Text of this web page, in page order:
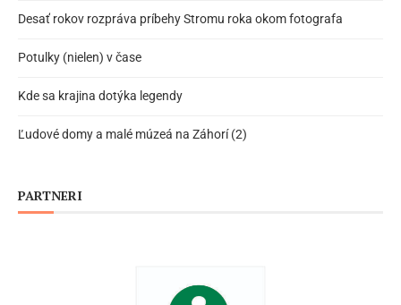
Desať rokov rozpráva príbehy Stromu roka okom fotografa
Potulky (nielen) v čase
Kde sa krajina dotýka legendy
Ľudové domy a malé múzeá na Záhorí (2)
PARTNERI